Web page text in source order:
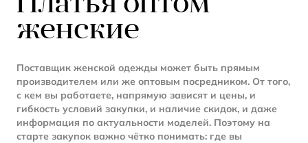
женские
Поставщик женской одежды может быть прямым
производителем или же оптовым посредником. От того,
с кем вы работаете, напрямую зависят и цены, и
гибкость условий закупки, и наличие скидок, и даже
информация по актуальности моделей. Поэтому на
старте закупок важно чётко понимать: где вы